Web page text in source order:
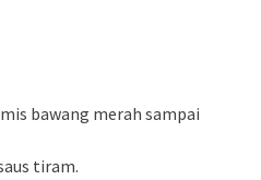
bawang merah sampai
tiram.